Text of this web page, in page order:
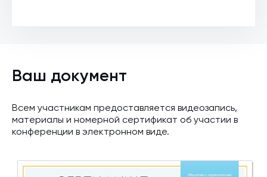
Ваш документ
Всем участникам предоставляется видеозапись,
материалы и номерной сертификат об участии в
конференции в электронном виде.